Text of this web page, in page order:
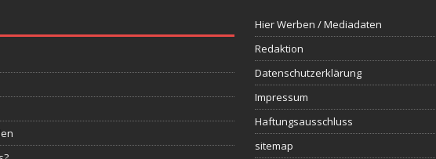
Hier Werben / Mediadaten
Redaktion
Datenschutzerklärung
Impressum
Haftungsausschluss
sitemap